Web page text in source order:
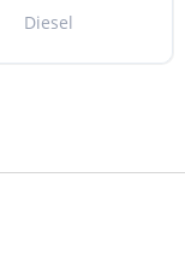
Diesel